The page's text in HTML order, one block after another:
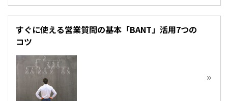
すぐに使える営業質問の基本「BANT」活用7つの
コツ